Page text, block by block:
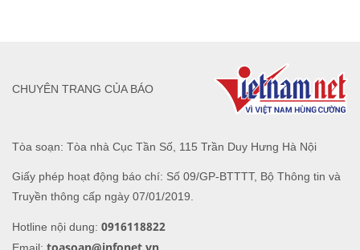
Tòa soạn: Tòa nhà Cục Tần Số, 115 Trần Duy Hưng Hà Nội
Giấy phép hoạt động báo chí: Số 09/GP-BTTTT, Bộ Thông tin và
Truyền thông cấp ngày 07/01/2019.
Hotline nội dung: 0916118822
CHUYÊN TRANG CỦA BÁO